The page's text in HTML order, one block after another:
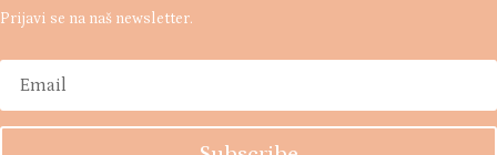
Prijavi se na naš newsletter.